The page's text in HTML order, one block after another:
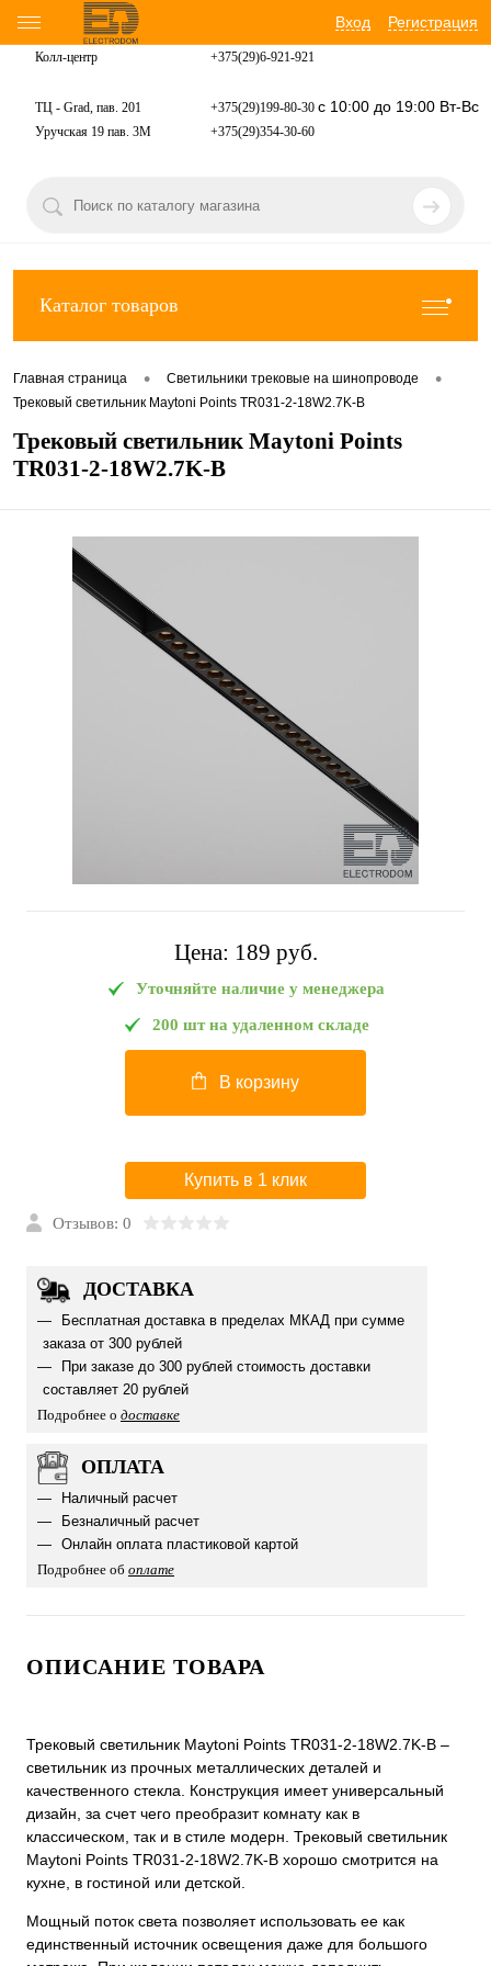
Вход Регистрация
Колл-центр +375(29)6-921-921
ТЦ - Grad, пав. 201 +375(29)199-80-30 с 10:00 до 19:00 Вт-Вс
Уручская 19 пав. 3М +375(29)354-30-60
Каталог товаров
Главная страница • Светильники трековые на шинопроводе •
Трековый светильник Maytoni Points TR031-2-18W2.7K-B
Трековый светильник Maytoni Points
TR031-2-18W2.7K-B
Цена: 189 pуб.
Уточняйте наличие у менеджера
200 шт на удаленном складе
В корзину
Купить в 1 клик
Отзывов: 0
ДОСТАВКА
Бесплатная доставка в пределах МКАД при сумме
заказа от 300 рублей
При заказе до 300 рублей стоимость доставки
составляет 20 рублей
Подробнее о доставке
ОПЛАТА
Наличный расчет
Безналичный расчет
Онлайн оплата пластиковой картой
Подробнее об оплате
ОПИСАНИЕ ТОВАРА
Трековый светильник Maytoni Points TR031-2-18W2.7K-B –
светильник из прочных металлических деталей и
качественного стекла. Конструкция имеет универсальный
дизайн, за счет чего преобразит комнату как в
классическом, так и в стиле модерн. Трековый светильник
Maytoni Points TR031-2-18W2.7K-B хорошо смотрится на
кухне, в гостиной или детской.
Мощный поток света позволяет использовать ее как
единственный источник освещения даже для большого